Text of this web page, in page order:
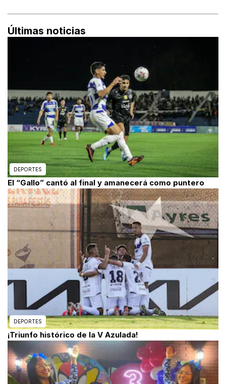
Últimas noticias
DEPORTES
El “Gallo” cantó al final y amanecerá como puntero
DEPORTES
¡Triunfo histórico de la V Azulada!